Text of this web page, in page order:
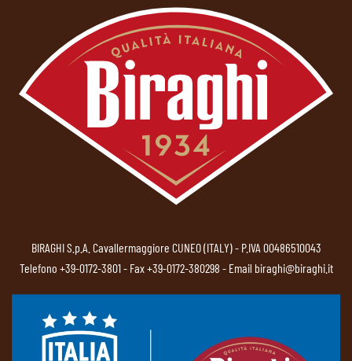
BIRAGHI S.p.A. Cavallermaggiore CUNEO (ITALY) - P.IVA 00486510043
Telefono +39-0172-3801- Fax +39-0172-380298 - Email biraghi@biraghi.it